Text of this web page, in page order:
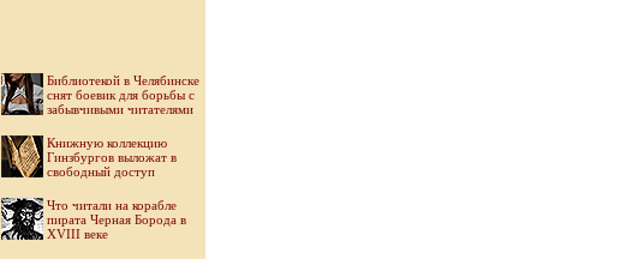
Библиотекой в Челябинске
снят боевик для борьбы с
забывчивыми читателями
Книжную коллекцию
Гинзбургов выложат в
свободный доступ
Что читали на корабле
пирата Черная Борода в
XVIII веке